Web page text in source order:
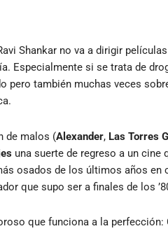
Shankar no va a dirigir
Especialmente si se trata de
pero también muchas veces
de malos (Alexander, Las Torres
una suerte de regreso a un cine
osados de los últimos años
que supo ser a finales de los
que funciona a la perfección: